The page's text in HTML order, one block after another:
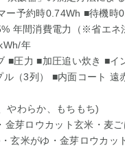
ー予約時0.74Wh ■待機時
年間消費電力（※省エネ
年
■圧力 ■加圧追い炊き ■イ
（3列） ■内面コート 遠
やわらか、もちもち)
芽ロウカット玄米・麦
玄米がゆ・金芽ロウカッ